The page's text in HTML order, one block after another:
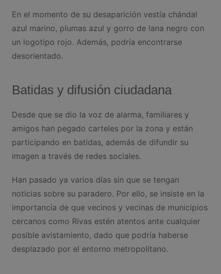
En el momento de su desaparición vestía chándal
azul marino, plumas azul y gorro de lana negro con
un logotipo rojo. Además, podría encontrarse
desorientado.
Batidas y difusión ciudadana
Desde que se dio la voz de alarma, familiares y
amigos han pegado carteles por la zona y están
participando en batidas, además de difundir su
imagen a través de redes sociales.
Han pasado ya varios días sin que se tengan
noticias sobre su paradero. Por ello, se insiste en la
importancia de que vecinos y vecinas de municipios
cercanos como Rivas estén atentos ante cualquier
posible avistamiento, dado que podría haberse
desplazado por el entorno metropolitano.